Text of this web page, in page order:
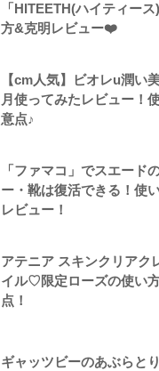
「HITEETH(ハイティー
方&克明レビュー❤️
【cm人気】ビオレu潤い
月使ってみたレビュー！
意点♪
「ファマコ」でスエード
ー・靴は復活できる！使
レビュー！
アテニア スキンクリアク
イル♡限定ローズの使い
点！
ギャッツビーのあぶらと